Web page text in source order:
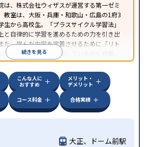
は、株式会社ウィザスが運営する第一ゼミ
教室は、大阪・兵庫・和歌山・広島の1府3
生から高校生。「プラスサイクル学習法」
と自律的に学習を進めるための力を引き出
た、学んだ内容を定着させるために「リト
う独自のツールを活用しているのも特徴。
続きを見る
こんな人に
おすすめ
メリット・
デメリット
コース料金 合格実績
大正、ドーム前駅